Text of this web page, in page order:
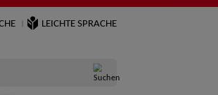
LEICHTE SPRACHE